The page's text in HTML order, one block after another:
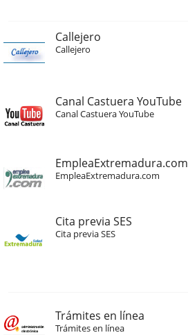
Callejero
Callejero
Canal Castuera YouTube
Canal Castuera YouTube
EmpleaExtremadura.com
EmpleaExtremadura.com
Cita previa SES
Cita previa SES
Trámites en línea
Trámites en línea